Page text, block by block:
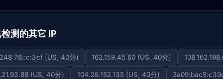
测的其它 IP
(US, 40分) 162.159.45.60 (US, 40分)
(US, 40分) 104.28.152.135 (US, 40分)